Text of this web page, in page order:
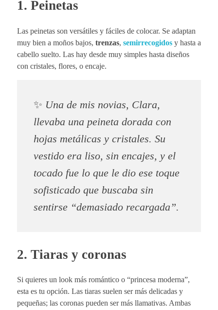
1. Peinetas
Las peinetas son versátiles y fáciles de colocar. Se adaptan
muy bien a moños bajos, trenzas, semirrecogidos y hasta a
cabello suelto. Las hay desde muy simples hasta diseños
con cristales, flores, o encaje.
✨ Una de mis novias, Clara,
llevaba una peineta dorada con
hojas metálicas y cristales. Su
vestido era liso, sin encajes, y el
tocado fue lo que le dio ese toque
sofisticado que buscaba sin
sentirse “demasiado recargada”.
2. Tiaras y coronas
Si quieres un look más romántico o “princesa moderna”,
esta es tu opción. Las tiaras suelen ser más delicadas y
pequeñas; las coronas pueden ser más llamativas. Ambas